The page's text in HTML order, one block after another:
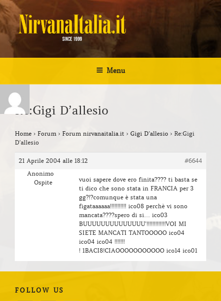
Salta
al
contenuto
NIRVANA ITALIA
Menu
Re:Gigi D’allesio
Home › Forum › Forum nirvanaitalia.it › Gigi D’allesio › Re:Gigi
D’allesio
21 Aprile 2004 alle 18:12
#6644
Anonimo
Ospite
vuoi sapere dove ero finita???? ti basta se
ti dico che sono stata in FRANCIA per 3
gg?!?comunque è stata una
figataaaaaa!!!!!!!!!!! ico08 perchè vi sono
mancata????spero di si… ico03
BUUUUUUUUUUUUUU’!!!!!!!!!!!!!VOI MI
SIETE MANCATI TANTOOOOO ico04
ico04 ico04 !!!!!!!
! 1BACI8!CIAOOOOOOOOOOO ico14 ico01
FOLLOW US